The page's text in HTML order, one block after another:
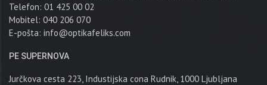
Telefon: 01 425 00 02
Mobitel: 040 206 070
E-pošta: info@optikafeliks.com
PE SUPERNOVA
Jurčkova cesta 223, Industijska cona Rudnik, 1000 Ljubljana